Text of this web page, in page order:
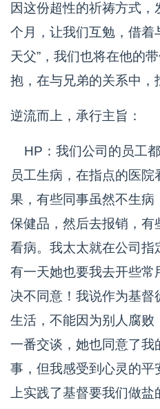
因这份超性的祈祷方式
个月，让我们互勉，借着
天父”，我们也将在他的
抱，在与兄弟的关系中，
逆流而上，承行主旨：
HP：我们公司的员工都
员工生病，在指点的医
果，有些同事虽然不生
保健品，然后去报销，
看病。我太太就在公司指
有一天她也要我去开些常
决不同意！我说作为基
生活，不能因为别人腐败
一番交谈，她也同意了
事，但我感受到心灵的
上实践了基督要我们做